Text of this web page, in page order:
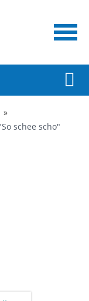
schee scho"